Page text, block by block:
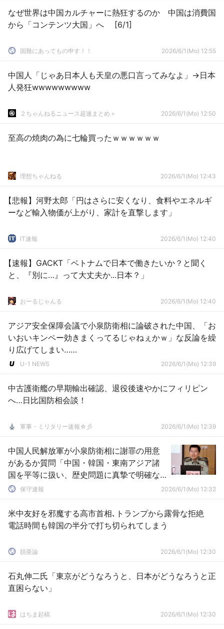
なぜ世界は中国カルチャーに熱狂するのか 中国は消費国
から「コンテンツ大国」へ [6/1]
国難にあってもの申す！！ 2026/6/1(Mo) 12:55
中国人「じゃあ日本人も天皇の悪口言ってみなよ」→日本
人発狂wwwwwwwww
２ちゃんねるニュース超速まとめ＋ 2026/6/1(Mo) 12:50
至高の焼肉の為に七輪買ったｗｗｗｗｗｗ
理想ちゃんねる 2026/6/1(Mo) 12:43
【悲報】河野太郎「円はさらに安くなり、食料やエネルギ
ーなど輸入物価が上がり、家計を直撃します」
IT速報 2026/6/1(Mo) 12:40
【速報】GACKT「ベトナムで日本で働きたいか？と聞く
と、『別に…』って大丈夫か...日本？」
おーるじゃんる 2026/6/1(Mo) 12:40
アジア安全保障会議で小泉防衛相に論破された中国、「お
いおいキンペー効きまくってるじゃねぇかｗ」な反論を繰
り広げてしまい……
U-1 NEWS 2026/6/1(Mo) 12:39
中古護衛艦の早期輸出確認、退役後速やかにフィリピン
へ…日比国防相会談！
軍事・ミリタリー速報☆彡 2026/6/1(Mo) 12:39
中国人民解放軍が小泉防衛相に謝罪の用意
があるか質問「中国・韓国・東南アジア諸
国を平等に扱い、歴史問題に真摯で明確な
態度で応じる用意はあるか？」
保守速報 2026/6/1(Mo) 12:32
米中友好を邪魔する高市首相､トランプから露骨な拒絶
電話時間も韓国の半分で打ち切られてしまう
脱亜論 2026/6/1(Mo) 12:30
石丸伸二氏「東京がどうなろうと、日本がどうなろうと正
直困らない」
はちま起稿 2026/6/1(Mo) 12:30